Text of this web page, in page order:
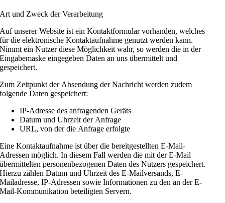
Art und Zweck der Verarbeitung
Auf unserer Website ist ein Kontaktformular vorhanden, welches
für die elektronische Kontaktaufnahme genutzt werden kann.
Nimmt ein Nutzer diese Möglichkeit wahr, so werden die in der
Eingabemaske eingegeben Daten an uns übermittelt und
gespeichert.
Zum Zeitpunkt der Absendung der Nachricht werden zudem
folgende Daten gespeichert:
IP-Adresse des anfragenden Geräts
Datum und Uhrzeit der Anfrage
URL, von der die Anfrage erfolgte
Eine Kontaktaufnahme ist über die bereitgestellten E-Mail-
Adressen möglich. In diesem Fall werden die mit der E-Mail
übermittelten personenbezogenen Daten des Nutzers gespeichert.
Hierzu zählen Datum und Uhrzeit des E-Mailversands, E-
Mailadresse, IP-Adressen sowie Informationen zu den an der E-
Mail-Kommunikation beteiligten Servern.